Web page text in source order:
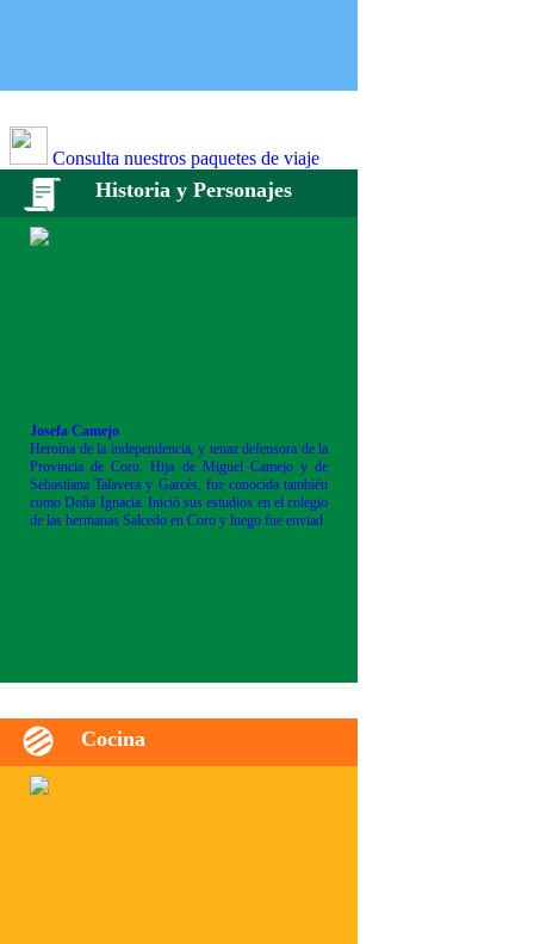
Consulta nuestros paquetes de viaje
Historia y Personajes
Josefa Camejo
Heroína de la independencia, y tenaz defensora de la
Provincia de Coro. Hija de Miguel Camejo y de
Sebastiana Talavera y Garcés, fue conocida también
como Doña Ignacia. Inició sus estudios en el colegio
de las hermanas Salcedo en Coro y luego fue enviad
Cocina